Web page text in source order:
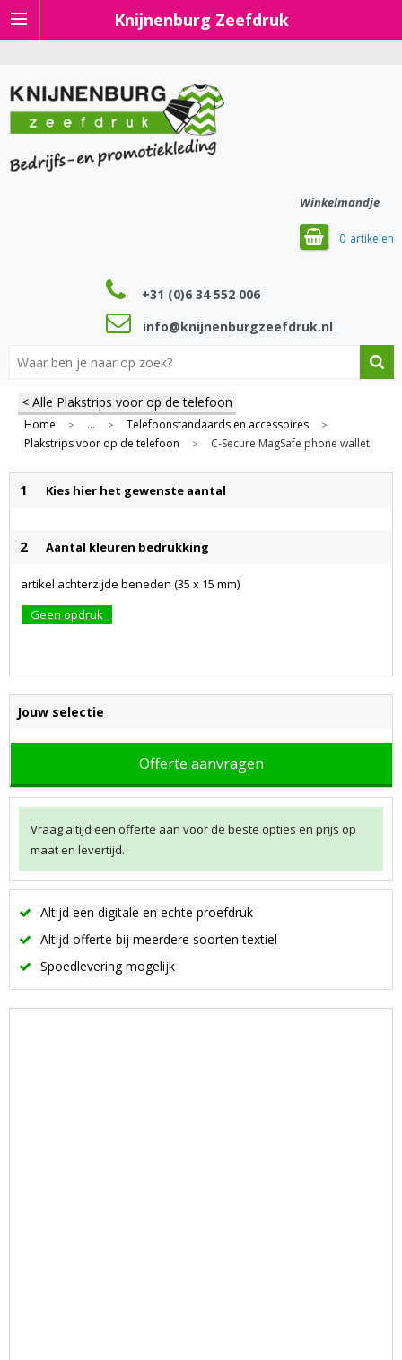
Knijnenburg Zeefdruk
Winkelmandje
0
+31 (0)6 34 552 006
info@knijnenburgzeefdruk.nl
< Alle Plakstrips voor op de telefoon
Home > ... > Telefoonstandaards en accessoires >
Plakstrips voor op de telefoon > C-Secure MagSafe phone wallet
1 Kies hier het gewenste aantal
2 Aantal kleuren bedrukking
artikel achterzijde beneden (35 x 15 mm)
Geen opdruk
Jouw selectie
Offerte aanvragen
Vraag altijd een offerte aan voor de beste opties en prijs op
maat en levertijd.
Altijd een digitale en echte proefdruk
Altijd offerte bij meerdere soorten textiel
Spoedlevering mogelijk